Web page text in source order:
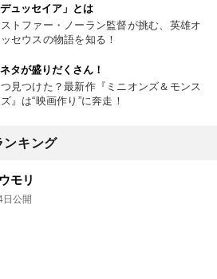
デュッセイア」とは
トファー・ノーラン監督が挑む、英雄オ
セウスの物語を知る！
タが盛りだくさん！
見つけた？最新作『ミニオンズ＆モンス
』は“映画作り”に奔走！
ンキング
モリ
公開